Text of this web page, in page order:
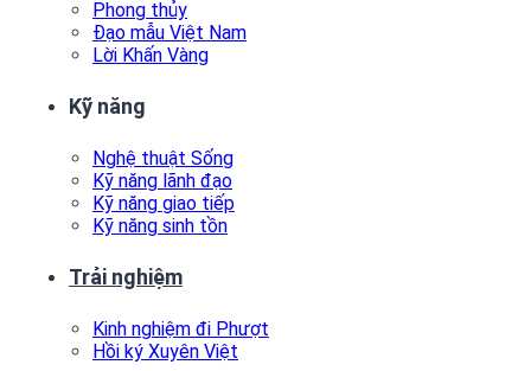
Phong thủy
Đạo mẫu Việt Nam
Lời Khấn Vàng
Kỹ năng
Nghệ thuật Sống
Kỹ năng lãnh đạo
Kỹ năng giao tiếp
Kỹ năng sinh tồn
Trải nghiệm
Kinh nghiệm đi Phượt
Hồi ký Xuyên Việt